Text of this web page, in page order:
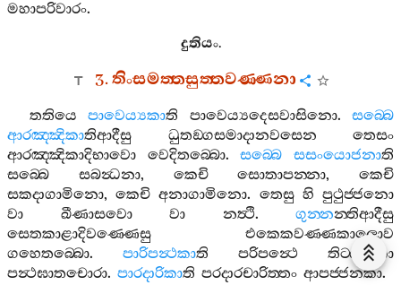
මහාපරිවාරං.
දුතියං.
3.තිංසමත‍්තසුත‍්තවණ‍්ණනා
තතියෙ පාවෙය්‍යකාති පාවෙය්‍යදෙසවාසිනො.සබ‍්බෙ
ආරඤ‍්ඤිකාතිආදීසු ධුතඞ‍්ගසමාදානවසෙන
තෙසං
ආරඤ‍්ඤිකාදිභාවො
වෙදිතබ‍්බො.සබ‍්බෙ සසංයොජනාති
සබ‍්බෙ
සබන්‍ධනා, කෙචි සොතාපන‍්නා, කෙචි
සකදාගාමිනො,කෙචි අනාගාමිනො. තෙසු හි පුථුජ‍්ජනො
වා
ඛීණාසවො වා නත්‍ථි. ගුන‍්නන‍්තිආදීසු
සෙතකාළාදිවණ‍්ණෙසු
එකෙකවණ‍්ණකාලොව
ගහෙතබ‍්බො. පාරිපන්‍ථකාති පරිපන්‍ථෙ
තිට‍්ඨනකා
පන්‍ථඝාතචොරා. පාරදාරිකාති පරදාරචාරිත‍්තං ආපජ‍්ජනකා.